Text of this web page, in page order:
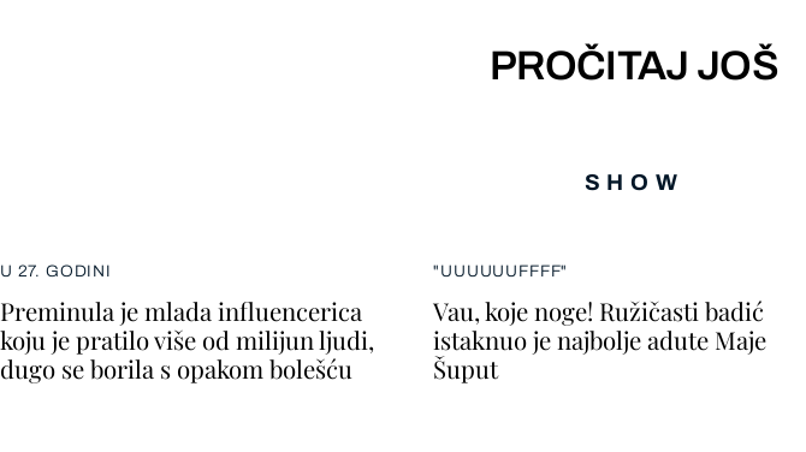
PROČITAJ JOŠ
SHOW
U 27. GODINI
Preminula je mlada influencerica
koju je pratilo više od milijun ljudi,
dugo se borila s opakom bolešću
"UUUUUUFFFF"
Vau, koje noge! Ružičasti badić
istaknuo je najbolje adute Maje
Šuput